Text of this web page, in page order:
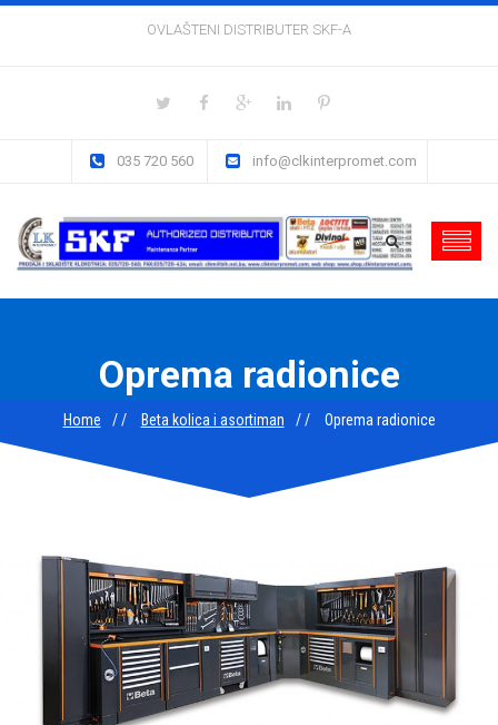
OVLAŠTENI DISTRIBUTER SKF-A
035 720 560 info@clkinterpromet.com
Oprema radionice
Home Beta kolica i asortiman Oprema radionice